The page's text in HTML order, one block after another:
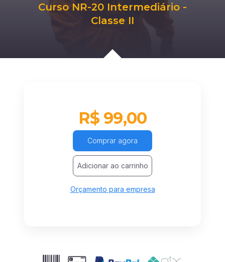
Curso NR-20 Intermediário -
Classe II
R$ 99,00
Comprar agora
Adicionar ao carrinho
Orçamento para empresa